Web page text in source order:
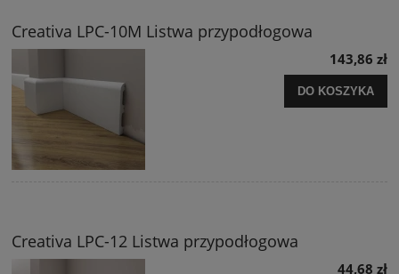
Creativa LPC-10M Listwa przypodłogowa
143,86 zł
DO KOSZYKA
Creativa LPC-12 Listwa przypodłogowa
44,68 zł